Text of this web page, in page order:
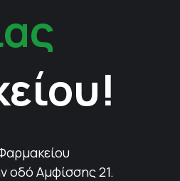
οδό Αμφίσσης 21.